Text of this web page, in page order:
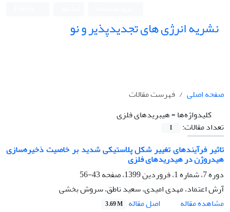
نشریه انرژی های تجدیدپذیر و نو
صفحه اصلی
فهرست مقالات
کلیدواژه‌ها =هیبرید‌های فلزی
تعداد مقالات:
1
تاثیر فرآیندهای تغییر شکل پلاستیکی شدید بر خاصیت ذخیره‌سازی
هیدروژن در هیدریدهای فلزی
دوره 7، شماره 1، فروردین 1399، صفحه
43-56
آرش اعتماد، مهدی امیدی، سعید ناطق، سروش بخشی
مشاهده مقاله
اصل مقاله 3.69 M